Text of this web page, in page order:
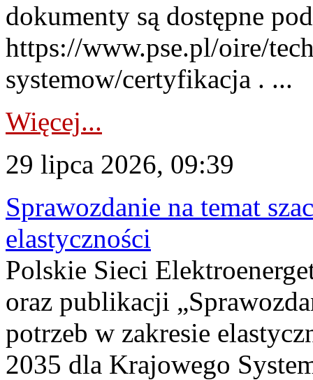
dokumenty są dostępne
https://www.pse.pl/oire/
systemow/certyfikacja . ...
Więcej...
29 lipca 2026, 09:39
Sprawozdanie na temat
elastyczności
Polskie Sieci
oraz publikacji
potrzeb w zakresie
2035 dla Krajowego